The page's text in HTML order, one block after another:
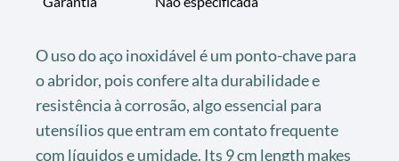
O uso do aço inoxidável é um ponto-chave para
o abridor, pois confere alta durabilidade e
resistência à corrosão, algo essencial para
utensílios que entram em contato frequente
com líquidos e umidade. Its 9 cm length makes